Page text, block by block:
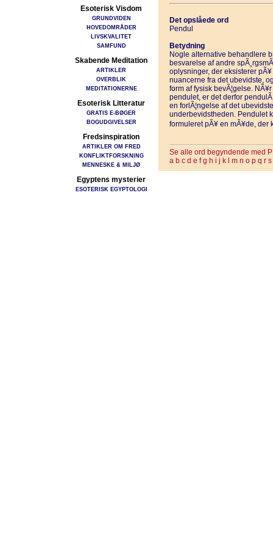
Esoterisk Visdom
GRUNDVIDEN
HOVEDOMRÅDER
LIVSKVALITET
SAMFUND
Skabende Meditation
ARTIKLER
OVERBLIK
MEDITATIONERNE
Esoterisk Litteratur
GRATIS E-BØGER
BOGUDGIVELSER
Fredsinspiration
ARTIKLER OM FRED
KONFLIKTFORSKNING
MENNESKE & MILJØ
Egyptens mysterier
ESOTERISK EGYPTOLOGI
Det opslåede ord
Pendul
Betydning
Nogle alternative behandlere
besvarelse af andre
oplysninger, der eksisterer
nuancerne fra det ubevidste,
form af fysisk bevÃ¦gelse.
pendulet, er det derfor
en forlÃ¦ngelse af det
underbevidstheden. Pendulet
formuleret pÃ¥ en mÃ¥de, der
Se alle ord begyndende med P
a b c d e f g h i j k m n o p q r s